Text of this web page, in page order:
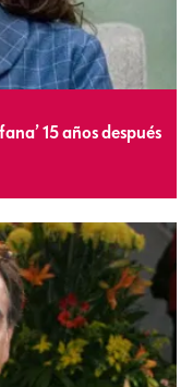
15 años después